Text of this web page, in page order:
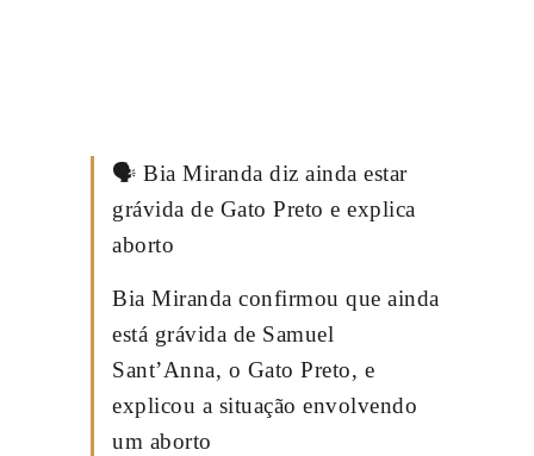
🗣️ Bia Miranda diz ainda estar
grávida de Gato Preto e explica
aborto
Bia Miranda confirmou que ainda
está grávida de Samuel
Sant’Anna, o Gato Preto, e
explicou a situação envolvendo
um aborto